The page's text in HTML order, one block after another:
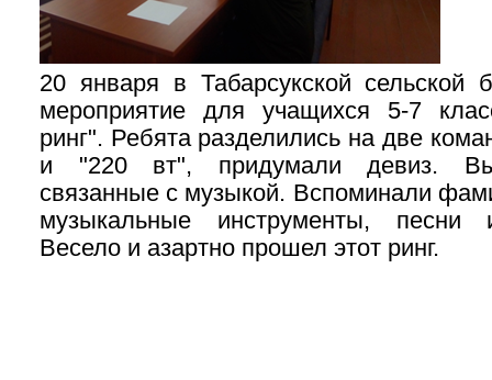
20 января в Табарсукской сельской
мероприятие для учащихся 5-7
ринг". Ребята разделились на две
и "220 вт", придумали девиз.
связанные с музыкой. Вспоминали
музыкальные инструменты, песни
Весело и азартно прошел этот ринг.